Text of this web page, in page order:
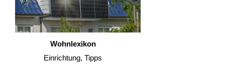
Wohnlexikon
Einrichtung, Tipps